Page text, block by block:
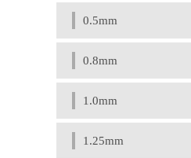
0.5mm
0.8mm
1.0mm
1.25mm